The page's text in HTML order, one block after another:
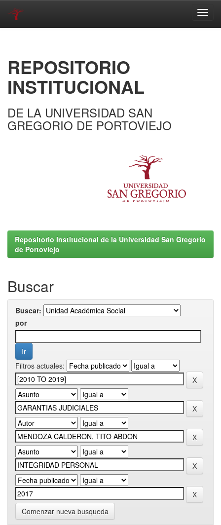
REPOSITORIO
INSTITUCIONAL
DE LA UNIVERSIDAD SAN
GREGORIO DE PORTOVIEJO
Repositorio Institucional de la Universidad San Gregorio
de Portoviejo
Buscar
Buscar:
por
Filtros actuales:
Comenzar nueva busqueda